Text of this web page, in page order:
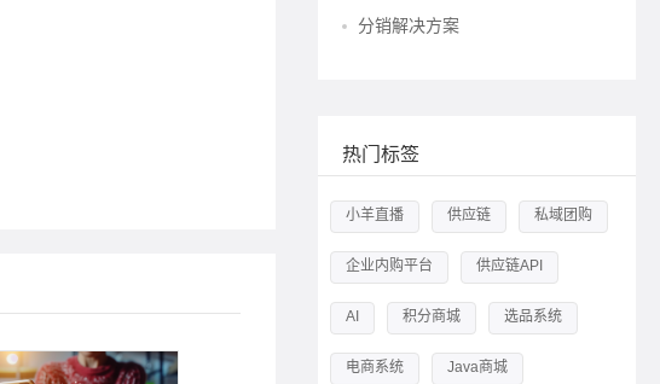
分销解决方案
热门标签
小羊直播 供应链 私域团购
企业内购平台 供应链API
AI 积分商城 选品系统
电商系统 Java商城